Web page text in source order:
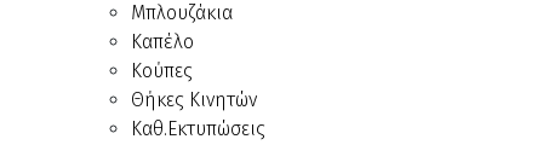
Μπλουζάκια
Καπέλο
Κούπες
Θήκες Κινητών
Καθ.Εκτυπώσεις